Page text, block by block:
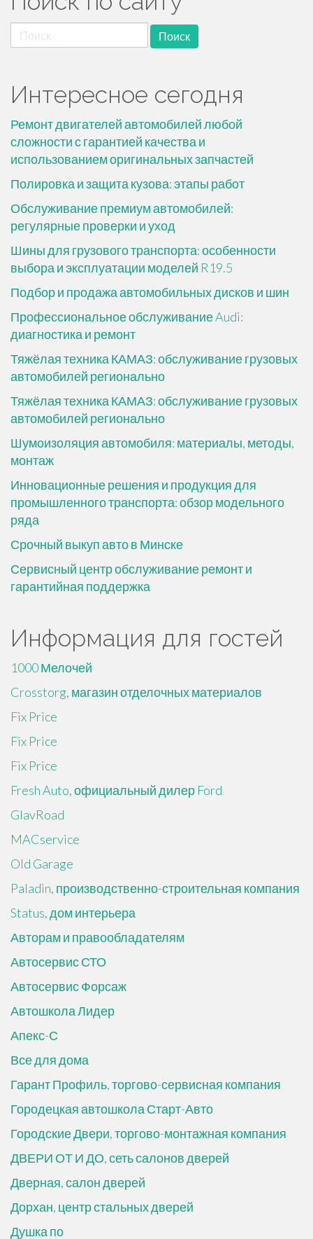
Найти:
Интересное сегодня
Ремонт двигателей автомобилей любой
сложности с гарантией качества и
использованием оригинальных запчастей
Полировка и защита кузова: этапы работ
Обслуживание премиум автомобилей:
регулярные проверки и уход
Шины для грузового транспорта: особенности
выбора и эксплуатации моделей R19.5
Подбор и продажа автомобильных дисков и шин
Профессиональное обслуживание Audi:
диагностика и ремонт
Тяжёлая техника КАМАЗ: обслуживание грузовых
автомобилей регионально
Тяжёлая техника КАМАЗ: обслуживание грузовых
автомобилей регионально
Шумоизоляция автомобиля: материалы, методы,
монтаж
Инновационные решения и продукция для
промышленного транспорта: обзор модельного
ряда
Срочный выкуп авто в Минске
Сервисный центр обслуживание ремонт и
гарантийная поддержка
Информация для гостей
1000 Мелочей
Crosstorg, магазин отделочных материалов
Fix Price
Fix Price
Fix Price
Fresh Auto, официальный дилер Ford
GlavRoad
MACservice
Old Garage
Paladin, производственно-строительная компания
Status, дом интерьера
Авторам и правообладателям
Автосервис СТО
Автосервис Форсаж
Автошкола Лидер
Апекс-С
Все для дома
Гарант Профиль, торгово-сервисная компания
Городецкая автошкола Старт-Авто
Городские Двери, торгово-монтажная компания
ДВЕРИ ОТ И ДО, сеть салонов дверей
Дверная, салон дверей
Дорхан, центр стальных дверей
Душка по